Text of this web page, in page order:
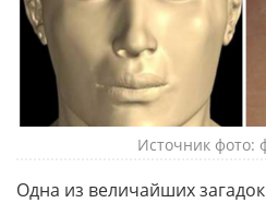
Источник фото:
Одна из величайших